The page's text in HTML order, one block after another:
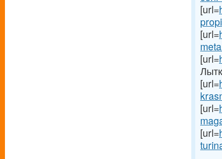
[url=
[url=
[url=
[url=
[url=
[url=